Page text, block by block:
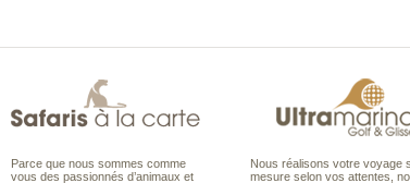
Parce que nous sommes comme
vous des passionnés d’animaux et
Nous réalisons votre voyage
mesure selon vos attentes,